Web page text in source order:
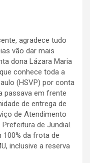
agradece tudo
vão dar mais
dona Lázara Maria
conhece toda a
(HSVP) por conta
passava em frente
de entrega de
de Atendimento
de Jundiaí.
da frota de
inclusive a reserva